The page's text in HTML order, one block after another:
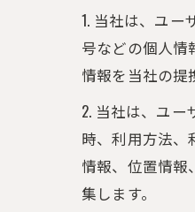
1. 当社は、ユ
号などの個人情
情報を当社の提
2. 当社は、ユ
時、利用方法、
情報、位置情
集します。